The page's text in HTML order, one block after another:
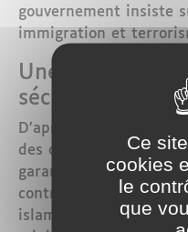
gouvernement insiste
immigration et
Une mesure
sécurité
D’après les autorités
des contrôles s’inscrit
garantir la protection
contre les menaces
islamiste et de la
Ce
cookies
le
que